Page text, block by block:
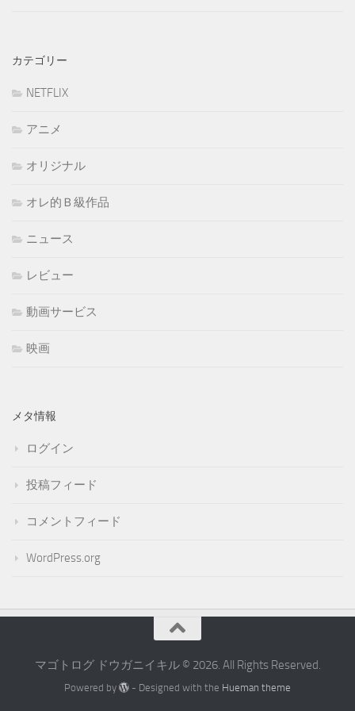
カテゴリー
NETFLIX
アニメ
オリジナル
オレ的Ｂ級作品
ニュース
レビュー
動画サービス
映画
メタ情報
ログイン
投稿フィード
コメントフィード
WordPress.org
マゴトログ ドウガニイキル © 2026. All Rights Reserved.
Powered by - Designed with the Hueman theme